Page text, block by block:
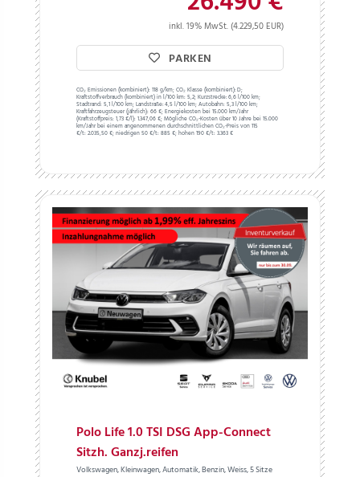
inkl. 19% MwSt. (4.229,50 EUR)
PARKEN
CO₂ Emissionen (kombiniert): 118 g/km;CO₂ Klasse (kombiniert): D;
Kraftstoffverbrauch (kombiniert) in l/100 km: 5,2;Kurzstrecke: 6,6 l/100 km;
Stadtrand: 5,1 l/100 km;Landstraße: 4,5 l/100 km;Autobahn: 5,3 l/100 km;
Kraftfahrzeugsteuer (jährlich): 66 €;Energiekosten bei 15.000 km/Jahr
(Kraftstoffpreis: 1,73€/l): 1.347,06 €;Mögliche CO₂-Kosten über 10 Jahre bei 15.000
km/Jahr bei einem angenommenen durchschnittlichen CO₂-Preis von 115
€/t: 2.035,50 €; niedrigen 50 €/t: 885 €; hohen 190 €/t: 3.363 €
Polo Life 1.0 TSI DSG App-Connect
Sitzh. Ganzj.reifen
Volkswagen, Kleinwagen, Automatik, Benzin, Weiss, 5 Sitze